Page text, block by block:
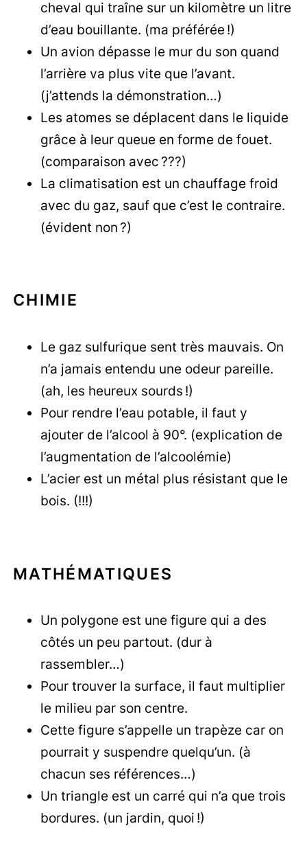
cheval qui traîne sur un kilomètre un litre
d’eau bouillante. (ma préférée !)
Un avion dépasse le mur du son quand
l’arrière va plus vite que l’avant.
(j’attends la démonstration…)
Les atomes se déplacent dans le liquide
grâce à leur queue en forme de fouet.
(comparaison avec ???)
La climatisation est un chauffage froid
avec du gaz, sauf que c’est le contraire.
(évident non ?)
CHIMIE
Le gaz sulfurique sent très mauvais. On
n’a jamais entendu une odeur pareille.
(ah, les heureux sourds !)
Pour rendre l’eau potable, il faut y
ajouter de l’alcool à 90°. (explication de
l’augmentation de l’alcoolémie)
L’acier est un métal plus résistant que le
bois. (!!!)
MATHÉMATIQUES
Un polygone est une figure qui a des
côtés un peu partout. (dur à
rassembler…)
Pour trouver la surface, il faut multiplier
le milieu par son centre.
Cette figure s’appelle un trapèze car on
pourrait y suspendre quelqu’un. (à
chacun ses références…)
Un triangle est un carré qui n’a que trois
bordures. (un jardin, quoi !)